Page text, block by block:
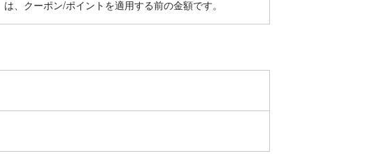
、クーポン/ポイントを適用する前の金額です。